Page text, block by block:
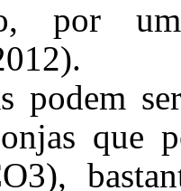
por
podem
que